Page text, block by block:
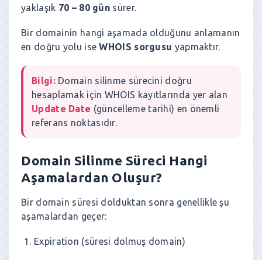
yaklaşık 70 – 80 gün sürer.
Bir domainin hangi aşamada olduğunu anlamanın
en doğru yolu iseWHOIS sorgusu yapmaktır.
Bilgi:Domain silinme sürecini doğru
hesaplamak için WHOIS kayıtlarında yer alan
Update Date (güncelleme tarihi) en önemli
referans noktasıdır.
Domain Silinme Süreci Hangi
Aşamalardan Oluşur?
Bir domain süresi dolduktan sonra genellikle şu
aşamalardan geçer:
Expiration (süresi dolmuş domain)